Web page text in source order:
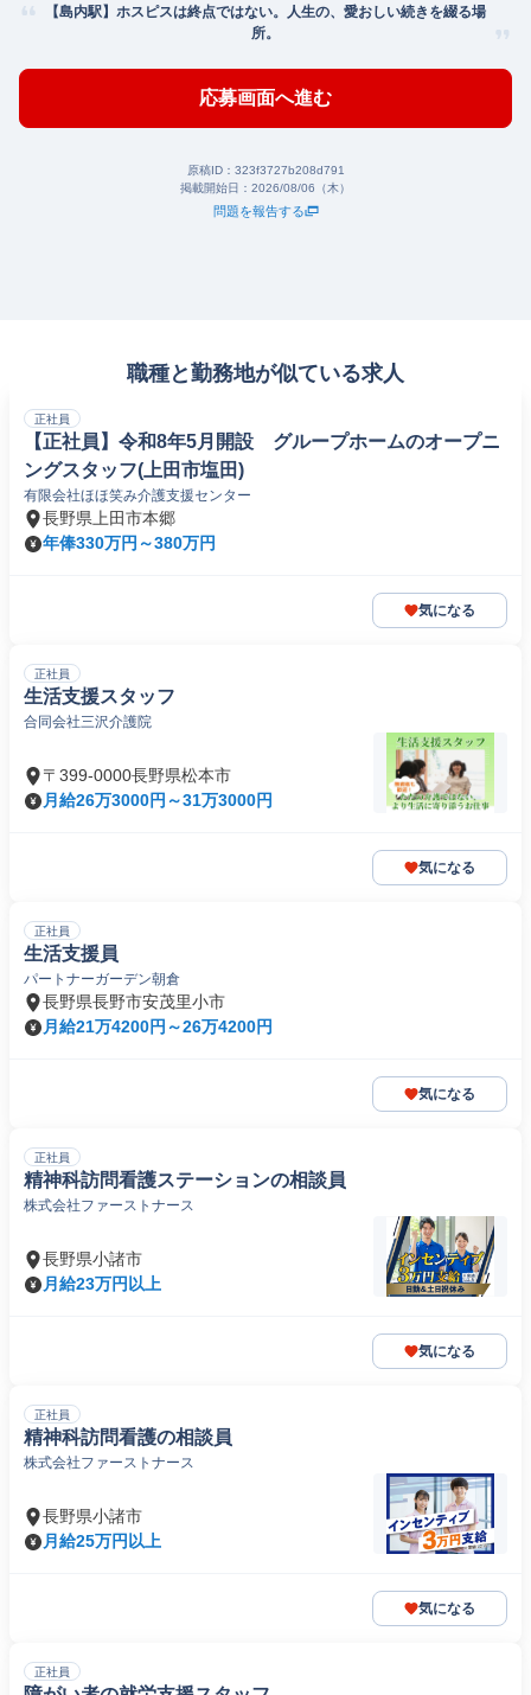
【島内駅】ホスピスは終点ではない。人生の、愛おしい続きを綴る場
所。
応募画面へ進む
原稿ID： 323f3727b208d791
掲載開始日： 2026/08/06（木）
問題を報告する
職種と勤務地が似ている求人
正社員
【正社員】令和8年5月開設 グループホームのオープニ
ングスタッフ(上田市塩田)
有限会社ほほ笑み介護支援センター
長野県上田市本郷
年俸330万円～380万円
気になる
正社員
生活支援スタッフ
合同会社三沢介護院
〒399-0000長野県松本市
月給26万3000円～31万3000円
気になる
正社員
生活支援員
パートナーガーデン朝倉
長野県長野市安茂里小市
月給21万4200円～26万4200円
気になる
正社員
精神科訪問看護ステーションの相談員
株式会社ファーストナース
長野県小諸市
月給23万円以上
気になる
正社員
精神科訪問看護の相談員
株式会社ファーストナース
長野県小諸市
月給25万円以上
気になる
正社員